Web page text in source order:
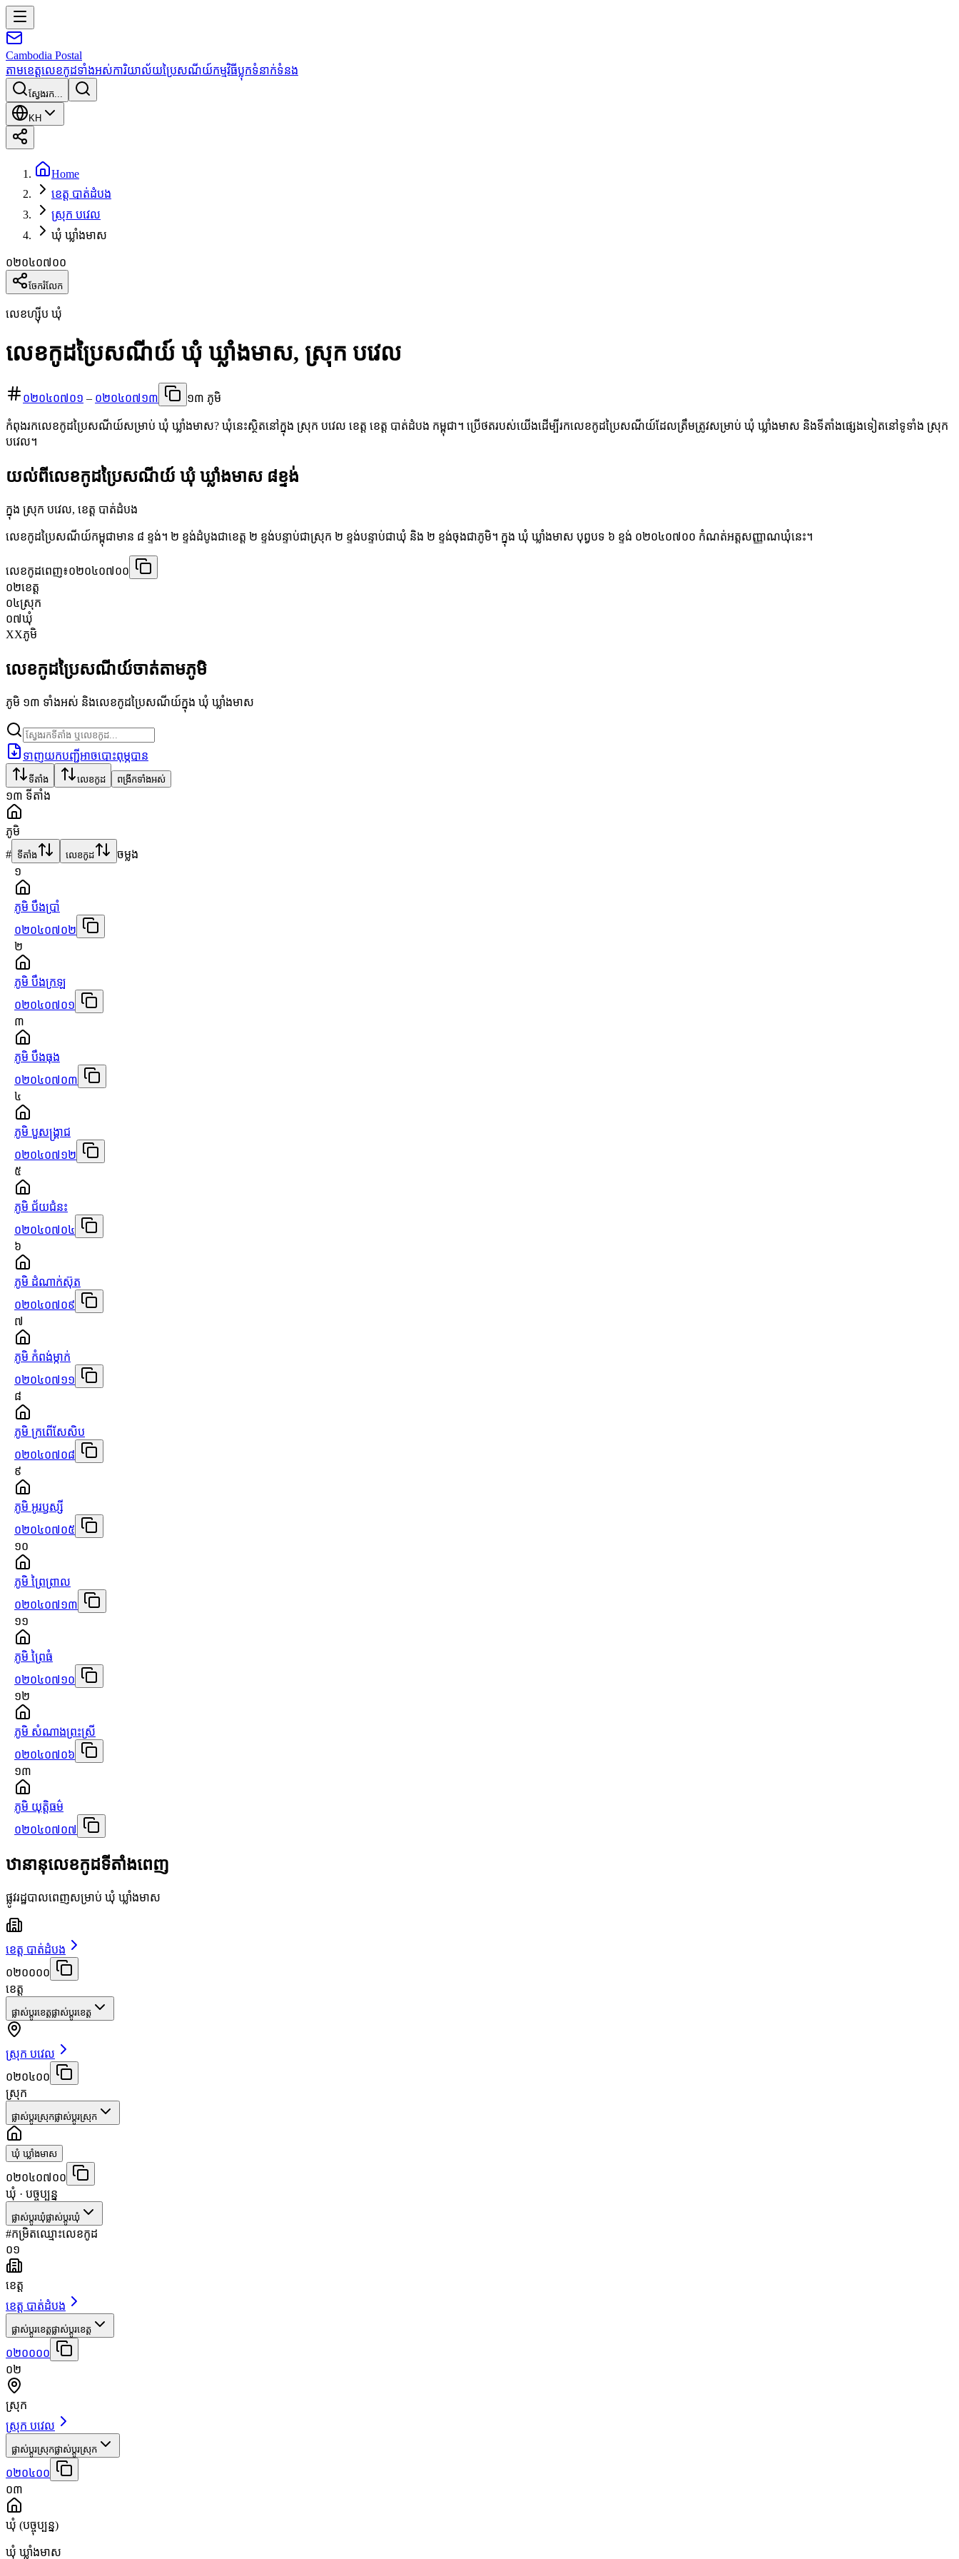
Cambodia Postal
តាមខេត្តលេខកូដទាំងអស់ការិយាល័យប្រៃសណីយ៍កម្មវិធីប្លុកទំនាក់ទំនង
ស្វែងរក...
KH
Home
ខេត្ត បាត់ដំបង
ស្រុក បវេល
ឃុំ ឃ្លាំងមាស
០២០៤០៧០០
ចែករំលែក
លេខហ្ស៊ីប ឃុំ
លេខកូដប្រៃសណីយ៍ ឃុំ ឃ្លាំងមាស, ស្រុក បវេល
០២០៤០៧០១ – ០២០៤០៧១៣ ១៣ ភូមិ
កំពុងរកលេខកូដប្រៃសណីយ៍សម្រាប់ ឃុំ ឃ្លាំងមាស? ឃុំនេះស្ថិតនៅក្នុង ស្រុក បវេល ខេត្ត ខេត្ត បាត់ដំបង កម្ពុជា។ ប្រើថតរបស់យើងដើម្បីរកលេខកូដប្រៃសណីយ៍ដែលត្រឹមត្រូវសម្រាប់ ឃុំ ឃ្លាំងមាស និងទីតាំងផ្សេងទៀតនៅទូទាំង ស្រុក
បវេល។
យល់ពីលេខកូដប្រៃសណីយ៍ ឃុំ ឃ្លាំងមាស ៨ខ្ទង់
ក្នុង ស្រុក បវេល, ខេត្ត បាត់ដំបង
លេខកូដប្រៃសណីយ៍កម្ពុជាមាន ៨ ខ្ទង់។ ២ ខ្ទង់ដំបូងជាខេត្ត ២ ខ្ទង់បន្ទាប់ជាស្រុក ២ ខ្ទង់បន្ទាប់ជាឃុំ និង ២ ខ្ទង់ចុងជាភូមិ។ ក្នុង ឃុំ ឃ្លាំងមាស បុព្វបទ ៦ ខ្ទង់ ០២០៤០៧០០ កំណត់អត្តសញ្ញាណឃុំនេះ។
លេខកូដពេញ៖០២០៤០៧០០
០២ខេត្ត
០៤ស្រុក
០៧ឃុំ
XXភូមិ
លេខកូដប្រៃសណីយ៍ចាត់តាមភូមិ
ភូមិ ១៣ ទាំងអស់ និងលេខកូដប្រៃសណីយ៍ក្នុង ឃុំ ឃ្លាំងមាស
ទាញយកបញ្ជីអាចបោះពុម្ភបាន
ទីតាំង លេខកូដ ពង្រីកទាំងអស់
១៣ ទីតាំង
ភូមិ
# ទីតាំង លេខកូដ
ចម្លង
១
ភូមិ បឹងប្រាំ
០២០៤០៧០២
២
ភូមិ បឹងក្រឡ
០២០៤០៧០១
៣
ភូមិ បឹងធុង
០២០៤០៧០៣
៤
ភូមិ បួសង្គ្រាជ
០២០៤០៧១២
៥
ភូមិ ជ័យជំនះ
០២០៤០៧០៤
៦
ភូមិ ដំណាក់ស៊ុត
០២០៤០៧០៩
៧
ភូមិ កំពង់ម្កាក់
០២០៤០៧១១
៨
ភូមិ ក្រពើសែសិប
០២០៤០៧០៨
៩
ភូមិ អូរឫស្សី
០២០៤០៧០៥
១០
ភូមិ ព្រៃព្រាល
០២០៤០៧១៣
១១
ភូមិ ព្រៃធំ
០២០៤០៧១០
១២
ភូមិ សំណាងព្រះស្រី
០២០៤០៧០៦
១៣
ភូមិ យុត្តិធម៌
០២០៤០៧០៧
ឋានានុលេខកូដទីតាំងពេញ
ផ្លូវរដ្ឋបាលពេញសម្រាប់ ឃុំ ឃ្លាំងមាស
ខេត្ត បាត់ដំបង
០២០០០០
ខេត្ត
ផ្លាស់ប្តូរខេត្តផ្លាស់ប្តូរខេត្ត
ស្រុក បវេល
០២០៤០០
ស្រុក
ផ្លាស់ប្តូរស្រុកផ្លាស់ប្តូរស្រុក
ឃុំ ឃ្លាំងមាស
០២០៤០៧០០
ឃុំ · បច្ចុប្បន្ន
ផ្លាស់ប្តូរឃុំផ្លាស់ប្តូរឃុំ
#កម្រិតឈ្មោះលេខកូដ
០១
ខេត្ត
ខេត្ត បាត់ដំបង
ផ្លាស់ប្តូរខេត្តផ្លាស់ប្តូរខេត្ត
០២០០០០
០២
ស្រុក
ស្រុក បវេល
ផ្លាស់ប្តូរស្រុកផ្លាស់ប្តូរស្រុក
០២០៤០០
០៣
ឃុំ (បច្ចុប្បន្ន)
ឃុំ ឃ្លាំងមាស